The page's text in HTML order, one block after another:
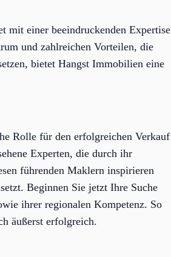
mit einer beeindruckenden Expertise
und zahlreichen Vorteilen, die
bietet Hangst Immobilien eine
Rolle für den erfolgreichen Verkauf
Experten, die durch ihr
führenden Maklern inspirieren
Beginnen Sie jetzt Ihre Suche
ihrer regionalen Kompetenz. So
äußerst erfolgreich.